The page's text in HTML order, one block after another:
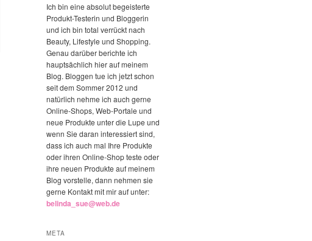
Ich bin eine absolut begeisterte
Produkt-Testerin und Bloggerin
und ich bin total verrückt nach
Beauty, Lifestyle und Shopping.
Genau darüber berichte ich
hauptsächlich hier auf meinem
Blog. Bloggen tue ich jetzt schon
seit dem Sommer 2012 und
natürlich nehme ich auch gerne
Online-Shops, Web-Portale und
neue Produkte unter die Lupe und
wenn Sie daran interessiert sind,
dass ich auch mal Ihre Produkte
oder ihren Online-Shop teste oder
ihre neuen Produkte auf meinem
Blog vorstelle, dann nehmen sie
gerne Kontakt mit mir auf unter:
belinda_sue@web.de
META